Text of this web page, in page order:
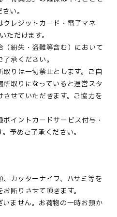
い。
レジットカード・電子マネ
ただけます。
紛失・盗難等含む）において
承ください。
りは一切禁止とします。ご自
取りになっていると運営スタ
せていただきます。ご協力を
イントカードサービス付与・
予めご了承ください。
カッターナイフ、ハサミ等を
断りさせて頂きます。
ません。お荷物の一時お預か